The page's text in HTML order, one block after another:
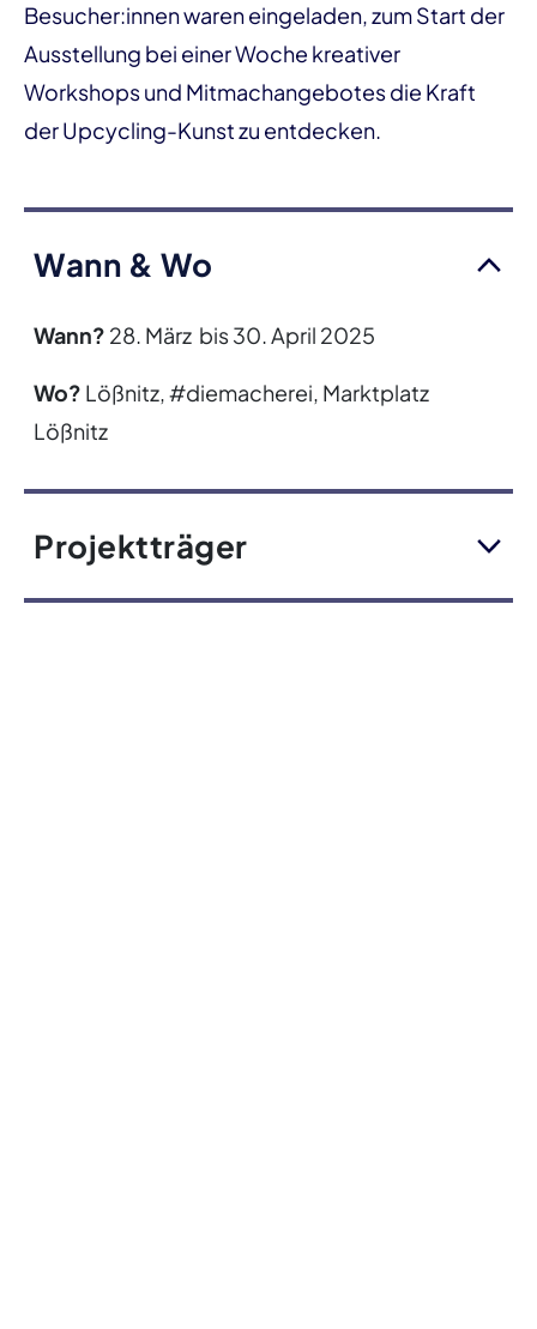
Besucher:innen waren eingeladen, zum Start der
Ausstellung bei einer Woche kreativer
Workshops und Mitmachangebotes die Kraft
der Upcycling-Kunst zu entdecken.
Wann & Wo
Wann? 28. März bis 30. April 2025
Wo? Lößnitz, #diemacherei, Marktplatz
Lößnitz
Projektträger